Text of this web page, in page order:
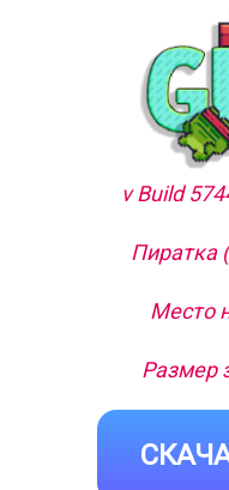
v Build
Пиратка
Место
Размер